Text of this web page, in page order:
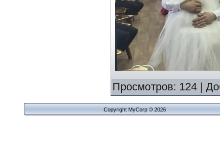
Просмотров: 124 |
Copyright MyCorp © 2026